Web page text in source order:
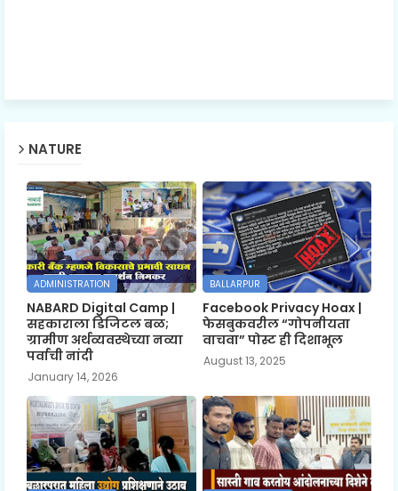
NATURE
ADMINISTRATION
NABARD Digital Camp |
सहकाराला डिजिटल बळ;
ग्रामीण अर्थव्यवस्थेच्या नव्या
पर्वाची नांदी
January 14, 2026
BALLARPUR
Facebook Privacy Hoax |
फेसबुकवरील “गोपनीयता
वाचवा” पोस्ट ही दिशाभूल
August 13, 2025